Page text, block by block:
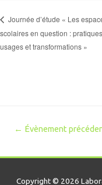
Journée d’étude « Les
scolaires en question :
usages et transformations »
Navigation
← Évènement
Copyright © 2026